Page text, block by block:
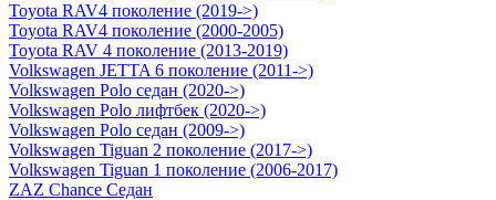
Toyota RAV4 поколение (2019->)
Toyota RAV4 поколение (2000-2005)
Toyota RAV 4 поколение (2013-2019)
Volkswagen JETTA 6 поколение (2011->)
Volkswagen Polo седан (2020->)
Volkswagen Polo лифтбек (2020->)
Volkswagen Polo седан (2009->)
Volkswagen Tiguan 2 поколение (2017->)
Volkswagen Tiguan 1 поколение (2006-2017)
ZAZ Chance Седан